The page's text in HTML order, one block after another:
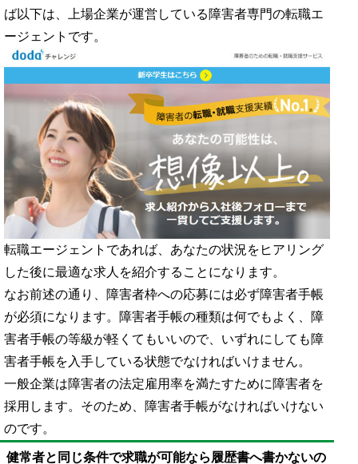
ば以下は、上場企業が運営している障害者専門の転職エ
ージェントです。
転職エージェントであれば、あなたの状況をヒアリング
した後に最適な求人を紹介することになります。
なお前述の通り、障害者枠への応募には必ず障害者手帳
が必須になります。障害者手帳の種類は何でもよく、障
害者手帳の等級が軽くてもいいので、いずれにしても障
害者手帳を入手している状態でなければいけません。
一般企業は障害者の法定雇用率を満たすために障害者を
採用します。そのため、障害者手帳がなければいけない
のです。
健常者と同じ条件で求職が可能なら履歴書へ書かないの